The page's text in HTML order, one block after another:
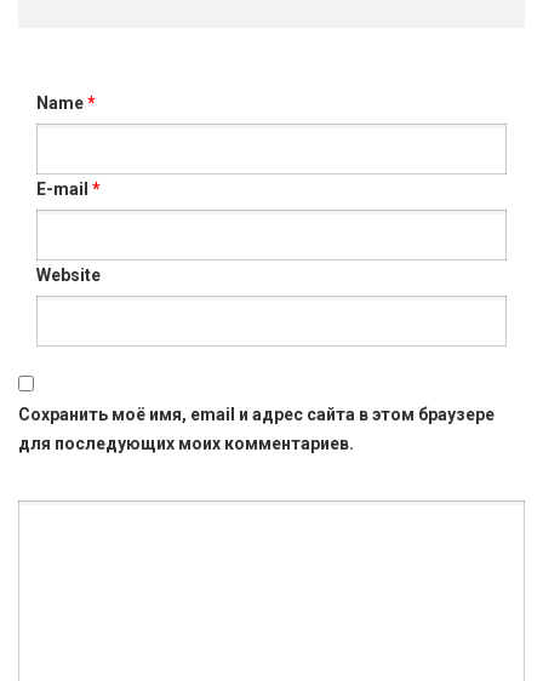
Name*
E-mail *
Website
Сохранить моё имя, email и адрес сайта в этом браузере
для последующих моих комментариев.